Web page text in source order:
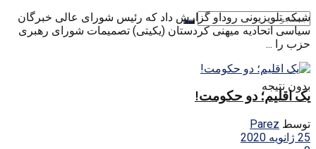
بدون نتیجه
شبکه تلویزیونی روداو گزارش داد که رئیس شورای عالی خبرگان
سیاسی اتحادیه میهنی کردستان (یکیتی) تصمیمات شورای رهبری
حزب را ...
یک اقلیم؛ دو حکومت!
توسط Parez
25 ژانویه 2020